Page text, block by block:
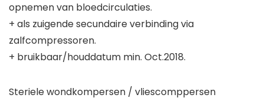
opnemen van bloedcirculaties.
+ als zuigende secundaire verbinding via
zalfcompressoren.
+ bruikbaar/houddatum min. Oct.2018.
Steriele wondkompersen / vliescomppersen